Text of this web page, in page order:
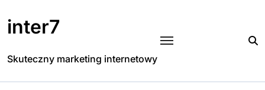
to
content
inter7
Skuteczny marketing internetowy